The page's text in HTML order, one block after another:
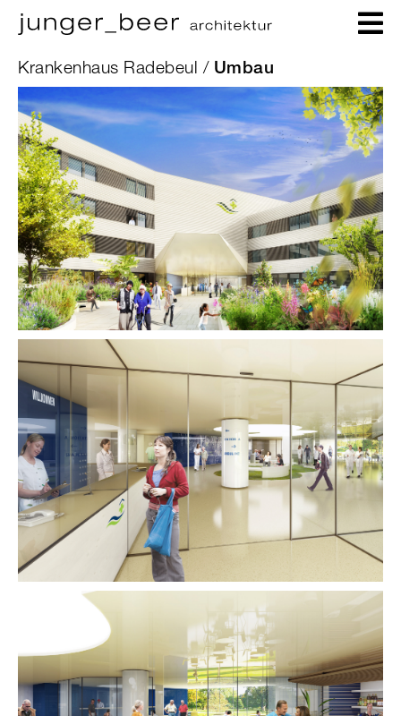
Krankenhaus Radebeul / Umbau